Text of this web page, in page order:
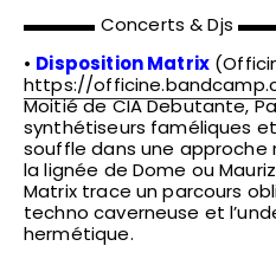
▬▬▬▬ Concerts & Djs
• Disposition Matrix
https://
Moitié de CIA Debutante,
synthétiseurs faméliques
souffle dans une approche
la lignée de Dome ou
Matrix trace un parcours
techno caverneuse et
hermétique.